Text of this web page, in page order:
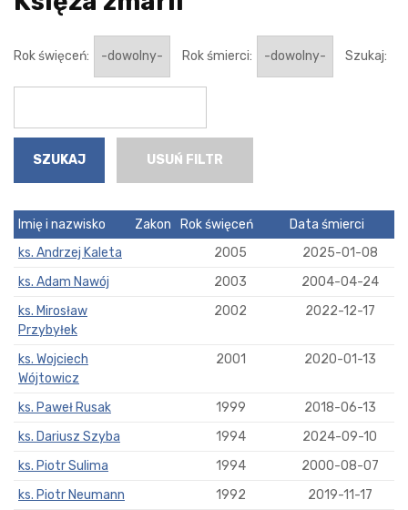
Rok święceń: Rok śmierci: Szukaj:
USUŃ FILTR
Imię i nazwisko Zakon Rok święceń
Data śmierci
ks. Andrzej Kaleta
2005
2025-01-08
ks. Adam Nawój
2003
2004-04-24
ks. Mirosław
Przybyłek
2002 2022-12-17
ks. Wojciech
Wójtowicz
2001 2020-01-13
ks. Paweł Rusak 1999
2018-06-13
ks. Dariusz Szyba
1994
2024-09-10
ks. Piotr Sulima
1994
2000-08-07
ks. Piotr Neumann
1992
2019-11-17